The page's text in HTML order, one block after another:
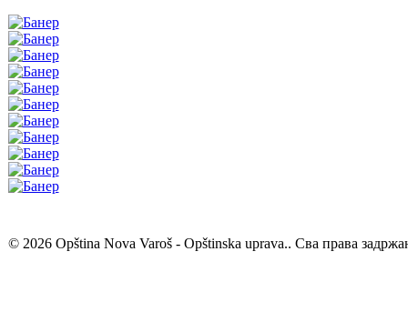
© 2026 Opština Nova Varoš - Opštinska uprava.. Сва права